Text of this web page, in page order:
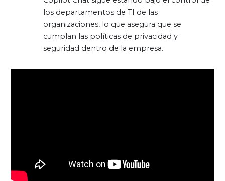
los departamentos de TI de las
organizaciones, lo que asegura que se
cumplan las políticas de privacidad y
seguridad dentro de la empresa.